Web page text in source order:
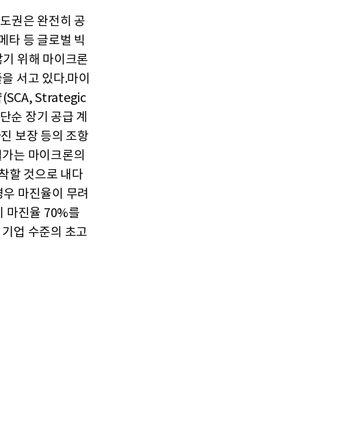
권은 완전히 공
타 등 글로벌 빅
위해 마이크론
서고 있다.마이
(SCA, Strategic
순 장기 공급 계
보장 등의 조항
는 마이크론의
할 것으로 내다
마진율이 무려
마진율 70%를
업 수준의 초고